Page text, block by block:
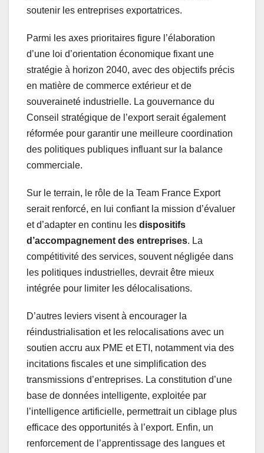
soutenir les entreprises exportatrices.
Parmi les axes prioritaires figure l’élaboration
d’une loi d’orientation économique fixant une
stratégie à horizon 2040, avec des objectifs précis
en matière de commerce extérieur et de
souveraineté industrielle. La gouvernance du
Conseil stratégique de l’export serait également
réformée pour garantir une meilleure coordination
des politiques publiques influant sur la balance
commerciale.
Sur le terrain, le rôle de la Team France Export
serait renforcé, en lui confiant la mission d’évaluer
et d’adapter en continu les dispositifs
d’accompagnement des entreprises. La
compétitivité des services, souvent négligée dans
les politiques industrielles, devrait être mieux
intégrée pour limiter les délocalisations.
D’autres leviers visent à encourager la
réindustrialisation et les relocalisations avec un
soutien accru aux PME et ETI, notamment via des
incitations fiscales et une simplification des
transmissions d’entreprises. La constitution d’une
base de données intelligente, exploitée par
l’intelligence artificielle, permettrait un ciblage plus
efficace des opportunités à l’export. Enfin, un
renforcement de l’apprentissage des langues et